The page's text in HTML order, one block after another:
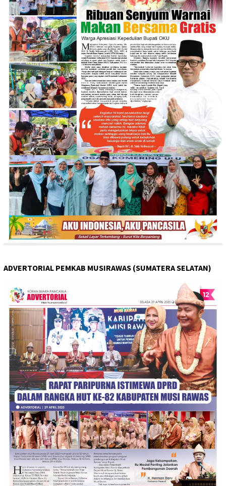
ADVERTORIAL PEMKAB MUSIRAWAS (SUMATERA SELATAN)